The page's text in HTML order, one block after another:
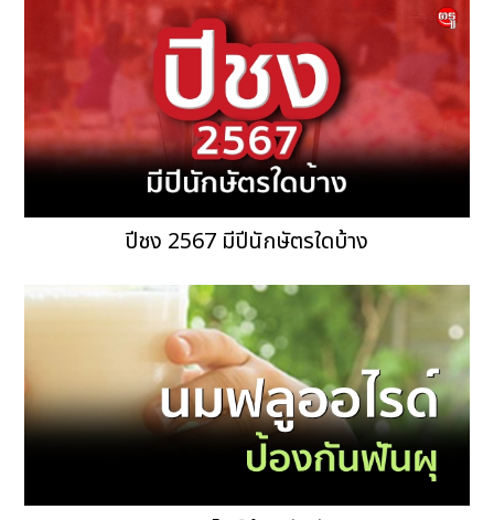
ปีชง 2567 มีปีนักษัตรใดบ้าง